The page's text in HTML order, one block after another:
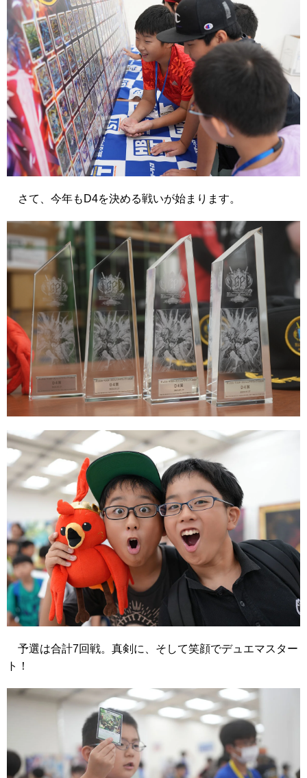
さて、今年もD4を決める戦いが始まります。
予選は合計7回戦。真剣に、そして笑顔でデュエマスター
ト！